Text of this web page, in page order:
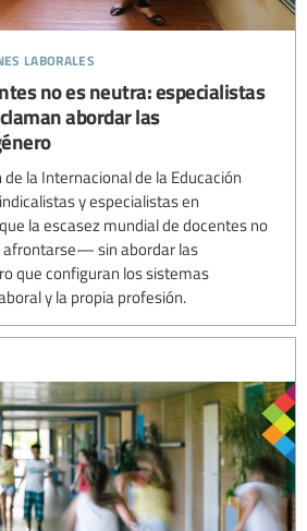
laborales
no es neutra: especialistas
abordar las
la Internacional de la Educación
y especialistas en
la escasez mundial de docentes no
sin abordar las
que configuran los sistemas
y la propia profesión.